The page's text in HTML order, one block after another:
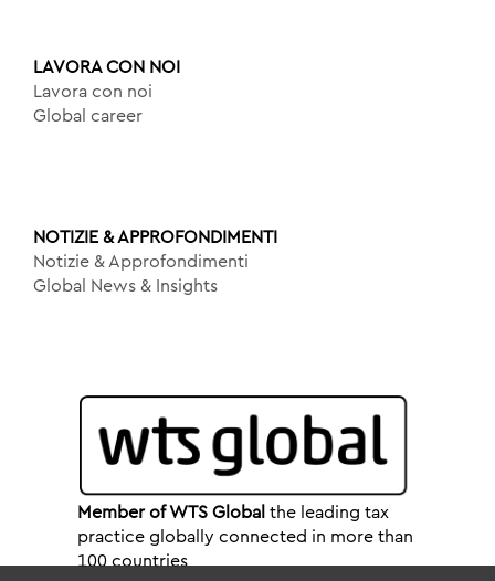
LAVORA CON NOI
Lavora con noi
Global career
NOTIZIE & APPROFONDIMENTI
Notizie & Approfondimenti
Global News & Insights
Member of WTS Global the leading tax
practice globally connected in more than
100 countries